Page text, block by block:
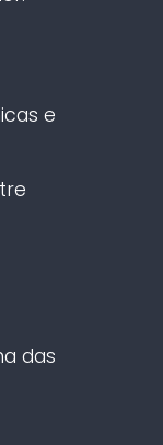
e
das